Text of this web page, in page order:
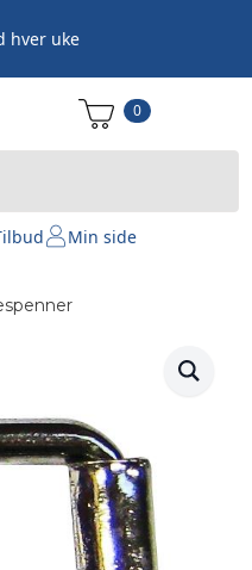
hver uke
0
Min side